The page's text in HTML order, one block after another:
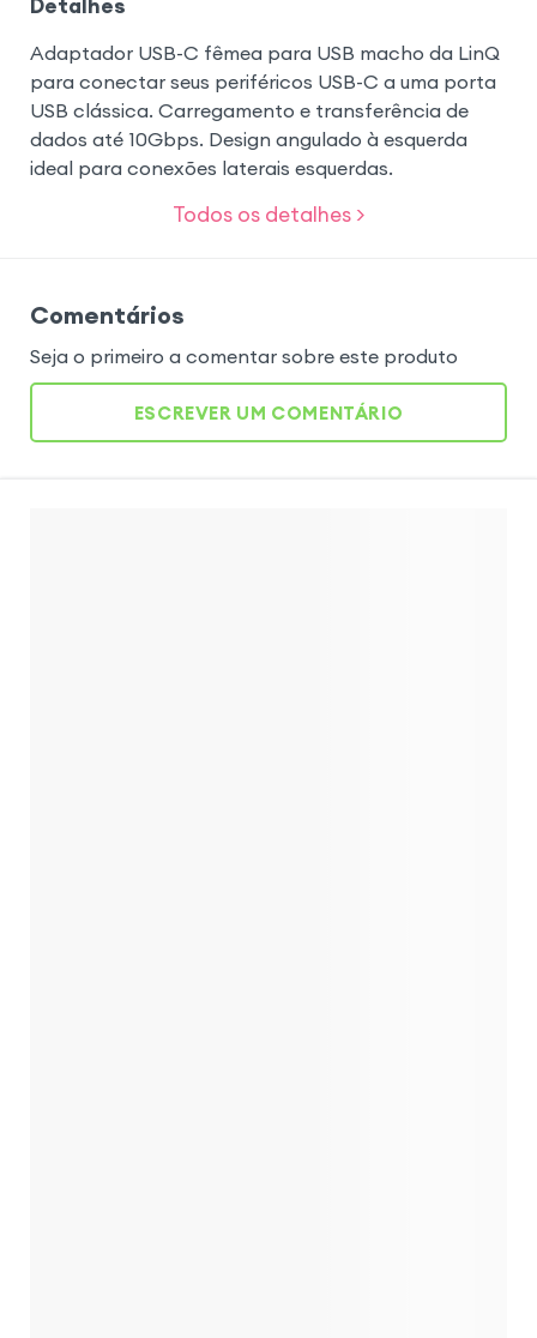
Detalhes
Adaptador USB-C fêmea para USB macho da LinQ
para conectar seus periféricos USB-C a uma porta
USB clássica. Carregamento e transferência de
dados até 10Gbps. Design angulado à esquerda
ideal para conexões laterais esquerdas.
Todos os detalhes >
Comentários
Seja o primeiro a comentar sobre este produto
ESCREVER UM COMENTÁRIO